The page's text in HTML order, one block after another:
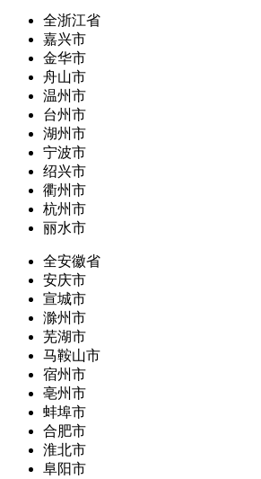
全浙江省
嘉兴市
金华市
舟山市
温州市
台州市
湖州市
宁波市
绍兴市
衢州市
杭州市
丽水市
全安徽省
安庆市
宣城市
滁州市
芜湖市
马鞍山市
宿州市
亳州市
蚌埠市
合肥市
淮北市
阜阳市